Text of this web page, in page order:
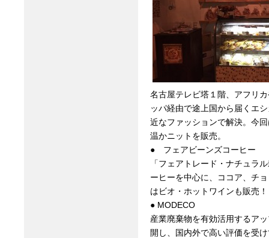
名古屋テレビ塔１階、アフリ
ッパ経由で途上国から届くエ
近なファッションで解決。今
温かニットを販売。
● フェアビーンズコーヒー
「フェアトレード・ナチュラ
ーヒーを中心に、ココア、チ
はビオ・ホットワインも販売！
● MODECO
産業廃棄物を有効活用するア
開し、国内外で高い評価を受